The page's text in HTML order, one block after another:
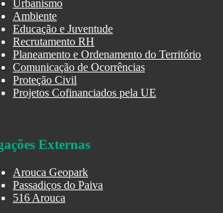
Urbanismo
Ambiente
Educação e Juventude
Recrutamento RH
Planeamento e Ordenamento do Território
Comunicação de Ocorrências
Proteção Civil
Projetos Cofinanciados pela UE
Externas
Arouca Geopark
Passadiços do Paiva
516 Arouca